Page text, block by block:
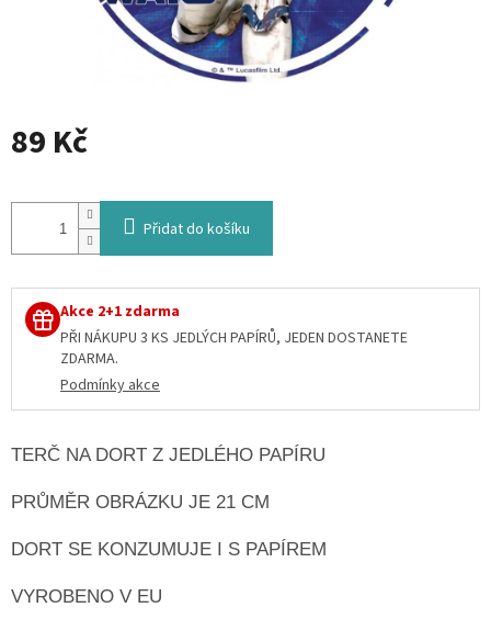
89 Kč
cena:
Přidat do košíku
Akce 2+1 zdarma
PŘI NÁKUPU 3 KS JEDLÝCH PAPÍRŮ, JEDEN DOSTANETE
ZDARMA.
Podmínky akce
TERČ NA DORT Z JEDLÉHO PAPÍRU
PRŮMĚR OBRÁZKU JE 21 CM
DORT SE KONZUMUJE I S PAPÍREM
VYROBENO V EU